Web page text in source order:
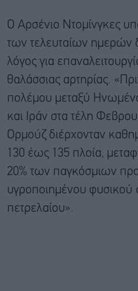
Ο Αρσένιο Ντομίνγκες
των τελευταίων ημερών
λόγος για
θαλάσσιας αρτηρίας.
πολέμου μεταξύ
και Ιράν στα τέλη
Ορμούζ διέρχονταν
130 έως 135 πλοία,
20% των παγκόσμιων
υγροποιημένου φυσικού
πετρελαίου».